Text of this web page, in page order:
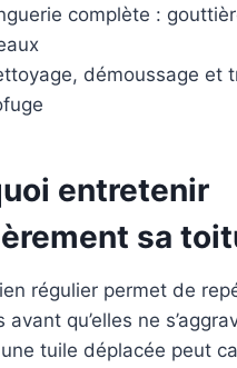
complète :
démoussage et
entretenir
sa
régulier permet de
avant qu’elles ne
tuile déplacée peut